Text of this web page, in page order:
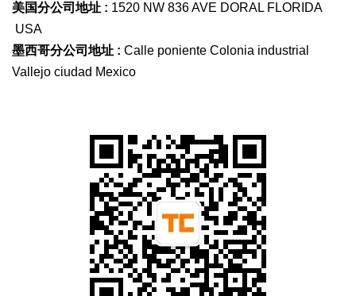
美国分公司地址 : 1520 NW 836 AVE DORAL FLORIDA
USA
墨西哥分公司地址 : Calle poniente Colonia industrial
Vallejo ciudad Mexico